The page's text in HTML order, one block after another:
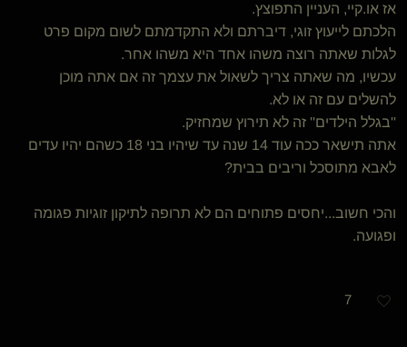
אז או.קיי, העניין התפוצץ.
הלכתם לייעוץ זוגי, דיברתם ולא התקדמתם לשום מקום פרט
לגלות שאתה רוצה משהו אחד היא משהו אחר.
עכשיו, מה שאתה צריך לשאול את עצמך זה אם אתה מוכן
להשלים עם זה או לא.
''בגלל הילדים'' זה לא תירוץ שמחזיק.
אתה תישאר ככה עוד 14 שנה עד שיהיו בני 18 כשהם יהיו עדים
לאבא מתוסכל וריבים בבית?
והכי חשוב...יחסים פתוחים הם לא תרופה לתיקון זוגיות פגומה
ופגועה.
7